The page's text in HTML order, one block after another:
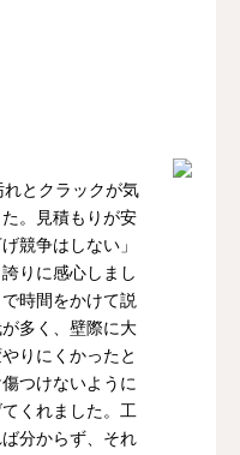
とクラックが気
。見積もりが安
競争はしない」
りに感心しまし
時間をかけて説
多く、壁際に大
りにくかったと
つけないように
くれました。工
分からず、それ